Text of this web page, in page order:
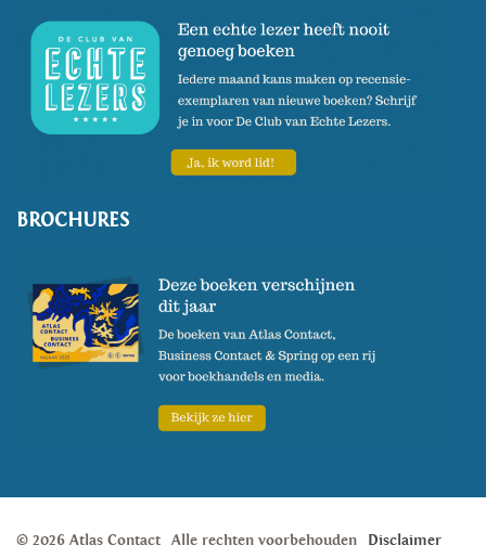
BROCHURES
© 2026 Atlas Contact Alle rechten voorbehouden Disclaimer